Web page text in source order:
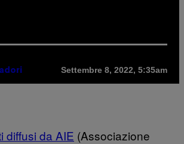
Settembre 8, 2022, 5:35am
diffusi da AIE (Associazione